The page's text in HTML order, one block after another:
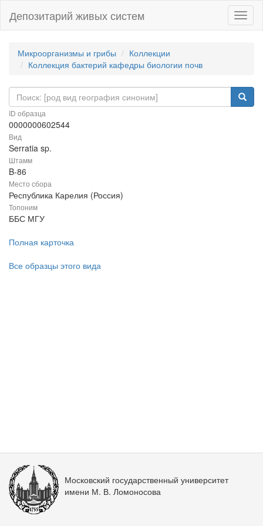
Депозитарий живых систем
Микроорганизмы и грибы
Коллекции
Коллекция бактерий кафедры биологии почв
ID образца
0000000602544
Вид
Serratia sp.
Штамм
B-86
Место сбора
Республика Карелия (Россия)
Топоним
ББС МГУ
Полная карточка
Все образцы этого вида
Московский государственный университет
имени М. В. Ломоносова